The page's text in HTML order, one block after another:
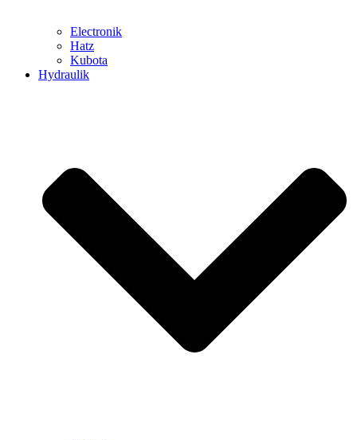
Electronik
Hatz
Kubota
Hydraulik